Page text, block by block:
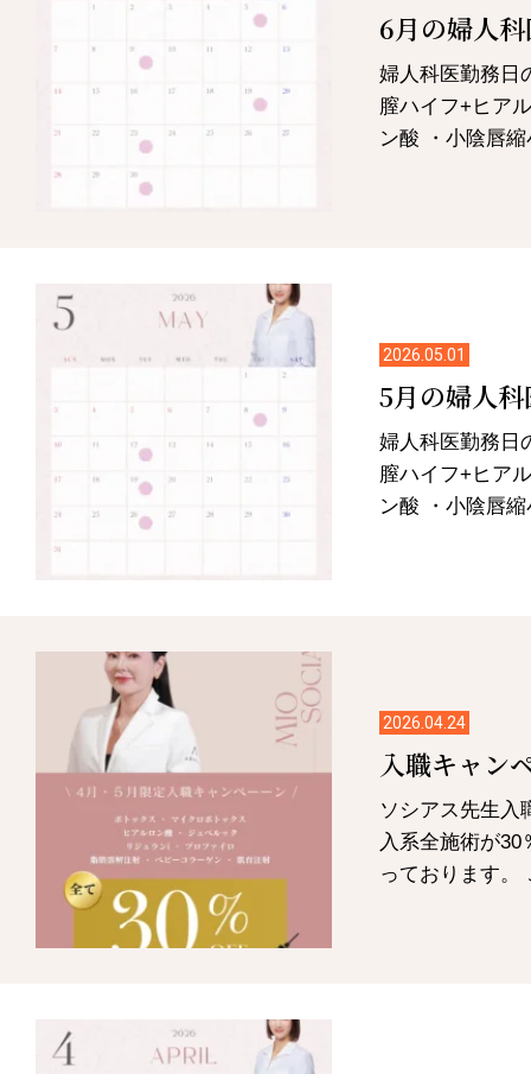
6月の婦人
婦人科医勤務日
膣ハイフ+ヒア
ン酸 ・小陰唇
2026.05.01
5月の婦人
婦人科医勤務日
膣ハイフ+ヒア
ン酸 ・小陰唇
2026.04.24
入職キャン
ソシアス先生入
入系全施術が30
っております